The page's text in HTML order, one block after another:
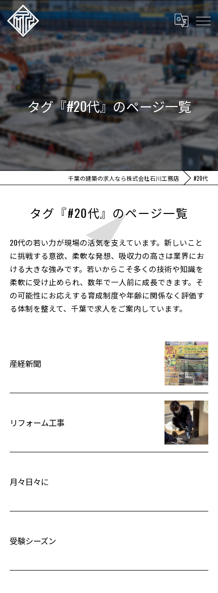
タグ『#20代』のページ一覧
千葉の建築の求人なら株式会社石川工務店 #20代
タグ『#20代』のページ一覧
20代の若い力が現場の活気を支えています。新しいこと
に挑戦する意欲、柔軟な発想、吸収力の高さは業界にお
ける大きな強みです。若いからこそ多くの技術や知識を
柔軟に受け止められ、数年で一人前に成長できます。そ
の可能性にお応えする育成制度や年齢に関係なく評価す
る体制を整えて、千葉で求人をご案内しています。
産経新聞
リフォーム工事
月々日々に
受験シーズン